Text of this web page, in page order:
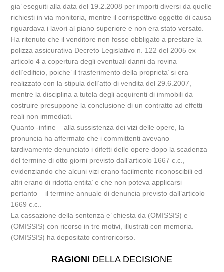
gia’ eseguiti alla data del 19.2.2008 per importi diversi da quelle
richiesti in via monitoria, mentre il corrispettivo oggetto di causa
riguardava i lavori al piano superiore e non era stato versato.
Ha ritenuto che il venditore non fosse obbligato a prestare la
polizza assicurativa Decreto Legislativo n. 122 del 2005 ex
articolo 4 a copertura degli eventuali danni da rovina
dell’edificio, poiche’ il trasferimento della proprieta’ si era
realizzato con la stipula dell’atto di vendita del 29.6.2007,
mentre la disciplina a tutela degli acquirenti di immobili da
costruire presuppone la conclusione di un contratto ad effetti
reali non immediati.
Quanto -infine – alla sussistenza dei vizi delle opere, la
pronuncia ha affermato che i committenti avevano
tardivamente denunciato i difetti delle opere dopo la scadenza
del termine di otto giorni previsto dall’articolo 1667 c.c.,
evidenziando che alcuni vizi erano facilmente riconoscibili ed
altri erano di ridotta entita’ e che non poteva applicarsi –
pertanto – il termine annuale di denuncia previsto dall’articolo
1669 c.c..
La cassazione della sentenza e’ chiesta da (OMISSIS) e
(OMISSIS) con ricorso in tre motivi, illustrati con memoria.
(OMISSIS) ha depositato controricorso.
RAGIONI DELLA DECISIONE